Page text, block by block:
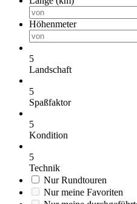
Höhenmeter
5
Landschaft
5
Spaßfaktor
5
Kondition
5
Technik
Nur Rundtouren
Nur meine Favoriten